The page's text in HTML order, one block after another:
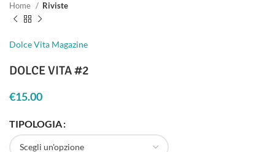
Home Riviste
Dolce Vita Magazine
DOLCE VITA #2
€15.00
TIPOLOGIA